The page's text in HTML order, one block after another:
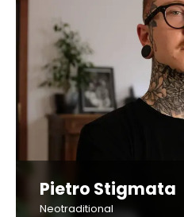
Pietro Stigmata
Neotraditional